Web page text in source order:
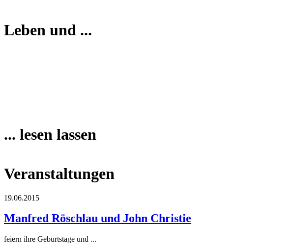
Leben und ...
... lesen lassen
Veranstaltungen
19.06.2015
Manfred Röschlau und John Christie
feiern ihre Geburtstage und ...